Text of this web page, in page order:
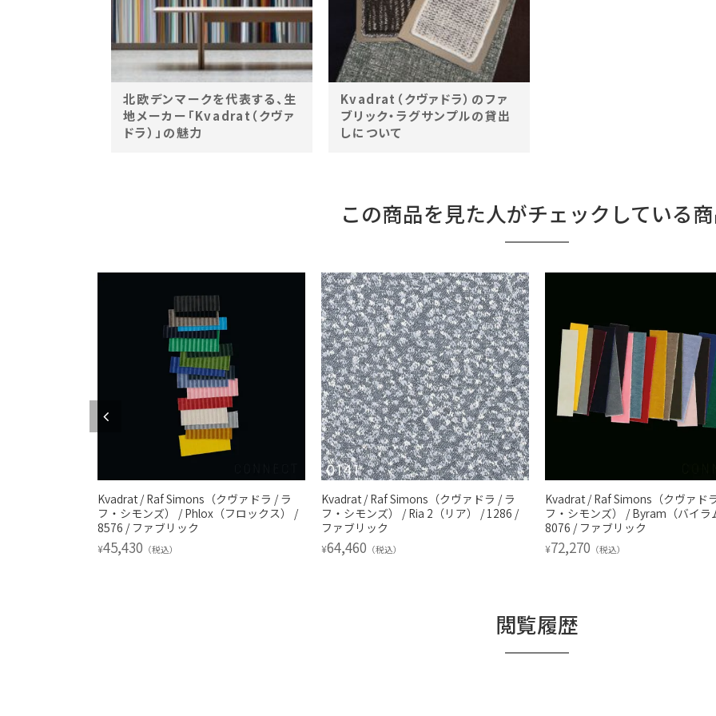
北欧デンマークを代表する、生
地メーカー「Kvadrat（クヴァ
ドラ）」の魅力
Kvadrat（クヴァドラ）のファ
ブリック・ラグサンプルの貸出
しについて
この商品を見た人がチェックしている
Kvadrat / Raf Simons（クヴァドラ / ラ
フ・シモンズ） / Phlox（フロックス） /
8576 / ファブリック
¥45,430 （税込）
Kvadrat / Raf Simons（クヴァドラ / ラ
フ・シモンズ） / Ria 2（リア） / 1286 /
ファブリック
¥64,460 （税込）
Kvadrat / Raf Simons（クヴァド
フ・シモンズ） / Byram（バイラ
8076 / ファブリック
¥72,270 （税込）
閲覧履歴